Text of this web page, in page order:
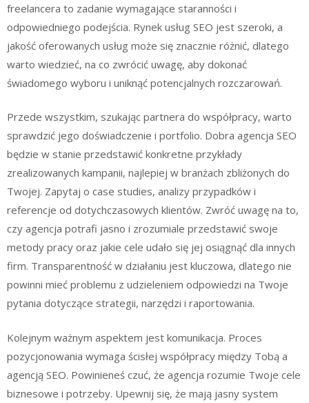
freelancera to zadanie wymagające staranności i
odpowiedniego podejścia. Rynek usług SEO jest szeroki, a
jakość oferowanych usług może się znacznie różnić, dlatego
warto wiedzieć, na co zwrócić uwagę, aby dokonać
świadomego wyboru i uniknąć potencjalnych rozczarowań.
Przede wszystkim, szukając partnera do współpracy, warto
sprawdzić jego doświadczenie i portfolio. Dobra agencja SEO
będzie w stanie przedstawić konkretne przykłady
zrealizowanych kampanii, najlepiej w branżach zbliżonych do
Twojej. Zapytaj o case studies, analizy przypadków i
referencje od dotychczasowych klientów. Zwróć uwagę na to,
czy agencja potrafi jasno i zrozumiale przedstawić swoje
metody pracy oraz jakie cele udało się jej osiągnąć dla innych
firm. Transparentność w działaniu jest kluczowa, dlatego nie
powinni mieć problemu z udzieleniem odpowiedzi na Twoje
pytania dotyczące strategii, narzędzi i raportowania.
Kolejnym ważnym aspektem jest komunikacja. Proces
pozycjonowania wymaga ścisłej współpracy między Tobą a
agencją SEO. Powinieneś czuć, że agencja rozumie Twoje cele
biznesowe i potrzeby. Upewnij się, że mają jasny system